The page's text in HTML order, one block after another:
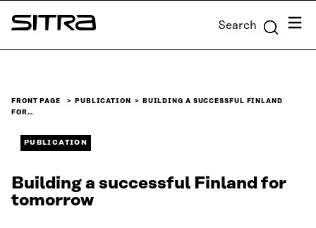
Skip to
content
Sitra Search Menu
FRONT PAGE PUBLICATION
BUILDING A SUCCESSFUL FINLAND
FOR…
PUBLICATION
Building a successful Finland for
tomorrow